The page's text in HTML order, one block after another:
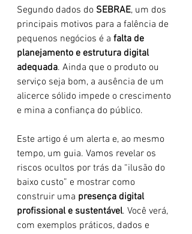
Segundo dados do SEBRAE, um dos
principais motivos para a falência de
pequenos negócios é a falta de
planejamento e estrutura digital
adequada. Ainda que o produto ou
serviço seja bom, a ausência de um
alicerce sólido impede o crescimento
e mina a confiança do público.
Este artigo é um alerta e, ao mesmo
tempo, um guia. Vamos revelar os
riscos ocultos por trás da “ilusão do
baixo custo” e mostrar como
construir uma presença digital
profissional e sustentável. Você verá,
com exemplos práticos, dados e